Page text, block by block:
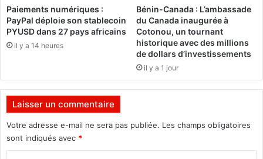
i
n
m
e
"
Paiements numériques :
PayPal déploie son stablecoin
PYUSD dans 27 pays africains
il y a 14 heures
Bénin-Canada : L’ambassade
du Canada inaugurée à
Cotonou, un tournant
historique avec des millions
de dollars d’investissements
il y a 1 jour
Laisser un commentaire
Votre adresse e-mail ne sera pas publiée. Les champs obligatoires
sont indiqués avec *